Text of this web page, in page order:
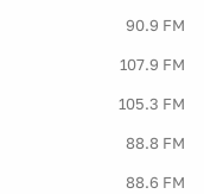
90.9 FM
107.9 FM
105.3 FM
88.8 FM
88.6 FM